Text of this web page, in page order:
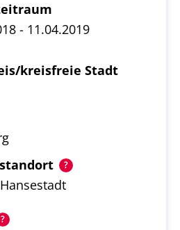
- 11.04.2019
kreisfreie Stadt